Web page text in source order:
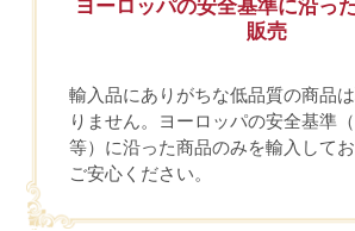
ヨーロッパの安全基準に沿っ
販売
輸入品にありがちな低品質の商品
りません。ヨーロッパの安全基準
等）に沿った商品のみを輸入してお
ご安心ください。